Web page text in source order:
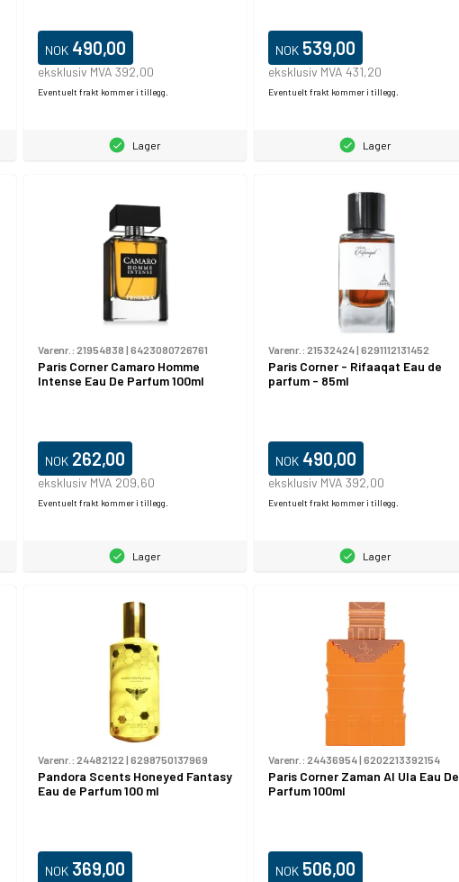
NOK 490,00
eksklusiv MVA 392,00
Eventuelt frakt kommer i tillegg.
Lager
NOK 539,00
eksklusiv MVA 431,20
Eventuelt frakt kommer i tillegg.
Lager
Varenr.: 21954838 | 6423080726761
Paris Corner Camaro Homme
Intense Eau De Parfum 100ml
NOK 262,00
eksklusiv MVA 209,60
Eventuelt frakt kommer i tillegg.
Lager
Varenr.: 21532424| 6291112131452
Paris Corner - Rifaaqat Eau de
parfum - 85ml
NOK 490,00
eksklusiv MVA 392,00
Eventuelt frakt kommer i tillegg.
Lager
Varenr.: 24482122 | 6298750137969
Pandora Scents Honeyed Fantasy
Eau de Parfum 100 ml
NOK 369,00
Varenr.: 24436954| 6202213392154
Paris Corner Zaman Al Ula Eau De
Parfum 100ml
NOK 506,00